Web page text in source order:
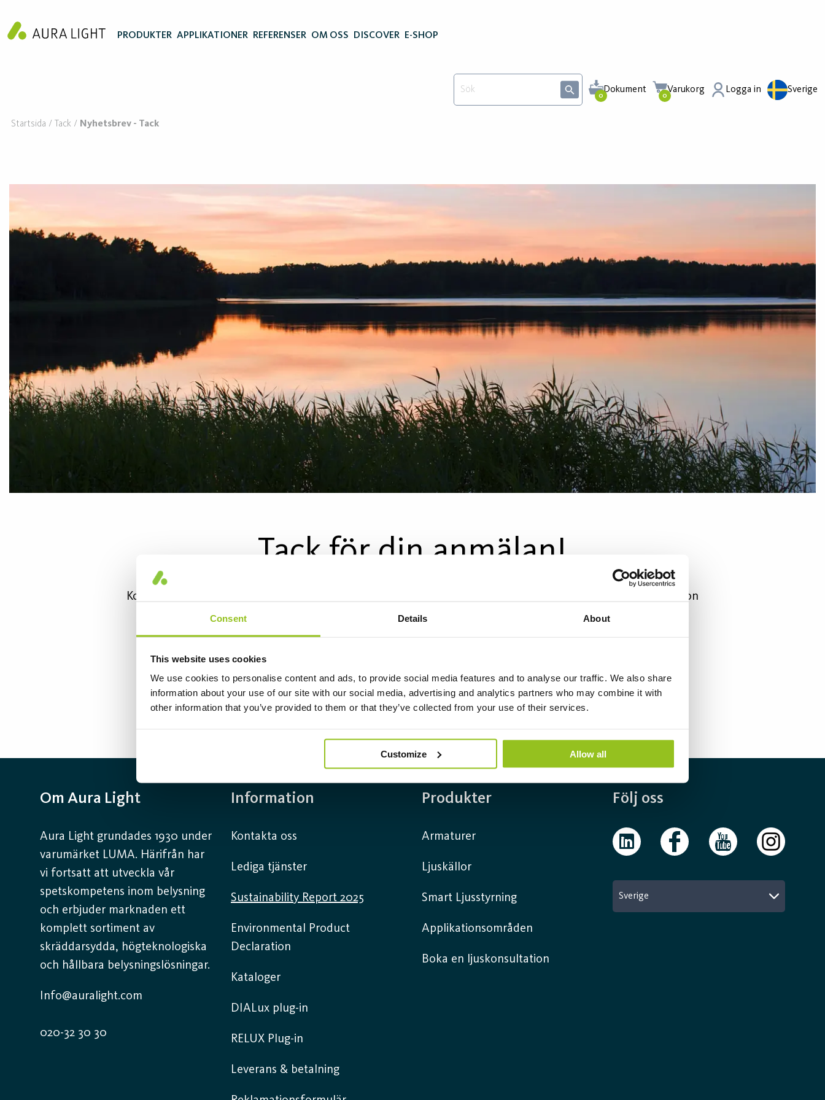
Consent Details About
This website uses cookies
We use cookies to personalise content and ads, to provide social media features and to analyse our traffic. We also share
information about your use of our site with our social media, advertising and analytics partners who may combine it with
other information that you’ve provided to them or that they’ve collected from your use of their services.
Customize Allow all
PRODUKTER APPLIKATIONER REFERENSER OM OSS DISCOVER E-SHOP
0
Dokument
0
Varukorg Logga in Sverige
Startsida Tack Nyhetsbrev - Tack
Tack för din anmälan!
Kom ihåg att kolla din inkorg för att bekräfta din prenumeration! Därefter kommer du att börja få information
om våra nya produkter, aktuella erbjudanden och trender inom belysningsbranschen.
Ha en bra dag!
Om Aura Light
Aura Light grundades 1930 under
varumärket LUMA. Härifrån har
vi fortsatt att utveckla vår
spetskompetens inom belysning
och erbjuder marknaden ett
komplett sortiment av
skräddarsydda, högteknologiska
och hållbara belysningslösningar.
Info@auralight.com
020-32 30 30
Information
Kontakta oss
Lediga tjänster
Sustainability Report 2025
Environmental Product
Declaration
Kataloger
DIALux plug-in
RELUX Plug-in
Leverans & betalning
Produkter
Armaturer
Ljuskällor
Smart Ljusstyrning
Applikationsområden
Boka en ljuskonsultation
Följ oss
Sverige